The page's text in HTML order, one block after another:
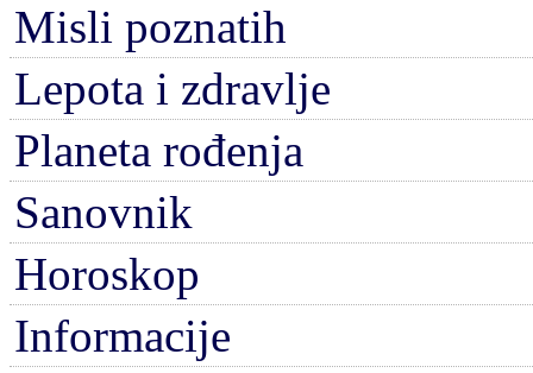
Misli poznatih
Lepota i zdravlje
Planeta rođenja
Sanovnik
Horoskop
Informacije